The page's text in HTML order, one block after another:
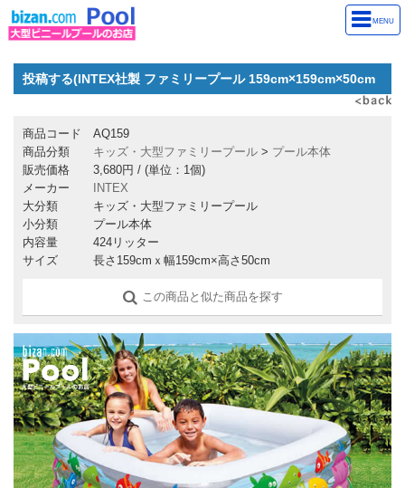
MENU
投稿する(INTEX社製 ファミリープール 159cm×159cm×50cm
商品コード
AQ159
商品分類
キッズ・大型ファミリープール > プール本体
販売価格
3,680円 / (単位：1個)
メーカー
INTEX
大分類
キッズ・大型ファミリープール
小分類
プール本体
内容量
424リッター
サイズ
長さ159cmｘ幅159cm×高さ50cm
この商品と似た商品を探す